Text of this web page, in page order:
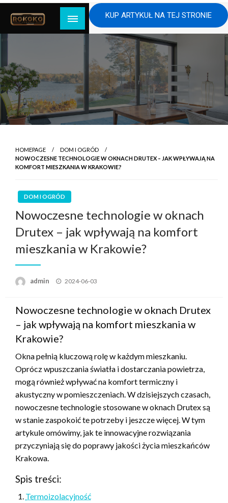
Skip
content
KUP ARTYKUŁ NA TEJ STRONIE
HOMEPAGE
DOM I OGRÓD
NOWOCZESNE TECHNOLOGIE W OKNACH DRUTEX – JAK WPŁYWAJĄ NA
KOMFORT MIESZKANIA W KRAKOWIE?
DOM I OGRÓD
Nowoczesne technologie w oknach
Drutex – jak wpływają na komfort
mieszkania w Krakowie?
admin
Posted
2024-06-03
Nowoczesne technologie w oknach Drutex
– jak wpływają na komfort mieszkania w
Krakowie?
Okna pełnią kluczową rolę w każdym mieszkaniu.
Oprócz wpuszczania światła i dostarczania powietrza,
mogą również wpływać na komfort termiczny i
akustyczny w pomieszczeniach. W dzisiejszych czasach,
nowoczesne technologie stosowane w oknach Drutex są
w stanie zaspokoić te potrzeby i jeszcze więcej. W tym
artykule omówimy, jak te innowacyjne rozwiązania
przyczyniają się do poprawy jakości życia mieszkańców
Krakowa.
Spis treści:
Termoizolacyjność